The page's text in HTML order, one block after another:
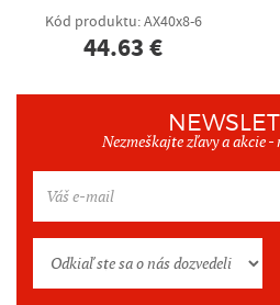
Kód produktu: AX40x8-6
44.63 €
Nezmeškajte zľavy a akcie